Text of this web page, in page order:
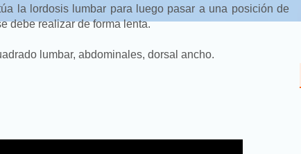
la lordosis lumbar para luego pasar a una posición de
debe realizar de forma lenta.
lumbar, abdominales, dorsal ancho.